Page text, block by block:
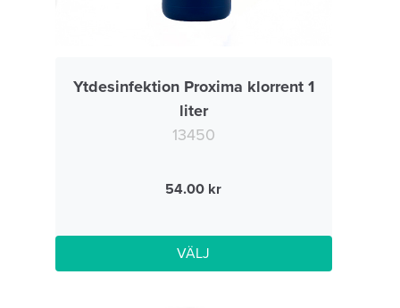
Ytdesinfektion Proxima klorrent 1
liter
13450
54.00
VÄLJ